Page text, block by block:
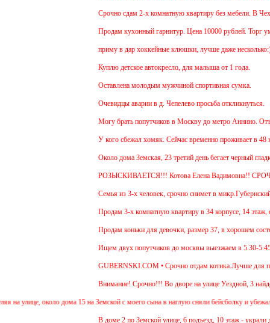
Срочно сдам 2-х комнатную квартиру без мебели. В
Продам кухонный гарнитур. Цена 10000 рублей. Торг
приму в дар хоккейные клюшки, лучше даже несколько:)
Куплю детское автокресло, для малыша от 1 года.
Оставлена молодым мужчиной спортивная сумка.
Очевидцы аварии в д. Чепелево просьба откликнуться.
Могу брать попутчиков в Москву до метро Аннино.
У кого сбежал хомяк. Сейчас временно проживает в 48
Около дома Земская, 23 третий день бегает черный
РОЗЫСКИВАЕТСЯ!!! Котова Елена Вадимовна!!
Семья из 3-х человек, срочно снимет в микр.Губернский 1
Продам 3-х комнатную квартиру в 34 корпусе, 14 этаж,
Продам коньки для девочки, размер 37, в хорошем
Ищем двух попутчиков до москвы выезжаем в 5.30-5.45 и
GUBERNSKI.COM • Срочно отдам котика.Лучше для
Внимание! Срочно!!! Во дворе на улице Уездной, 3 найден
около дома 15 на Земской с моего сына в наглую сняли бейсболку и убежали 2
В доме 2 по Земской улице, 6 подъезд, 10 этаж - украли